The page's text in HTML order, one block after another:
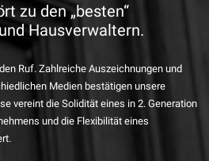
zu den „besten“
Hausverwaltern.
Ruf. Zahlreiche Auszeichnungen und
Medien bestätigen unsere
vereint die Solidität eines in 2. Generation
und die Flexibilität eines